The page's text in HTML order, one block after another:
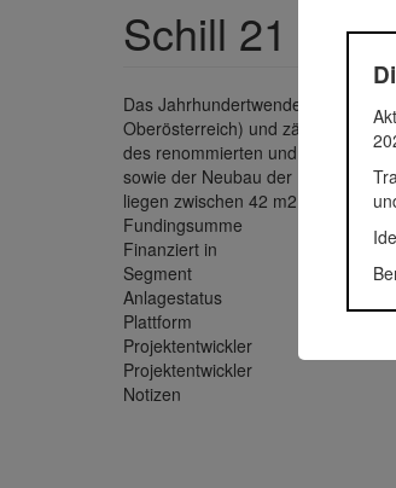
Schill 21 -
Das Jahrhundertwendehaus mit
Oberösterreich) und zählt damit
des renommierten und erfahrenen
sowie der Neubau der 14
liegen zwischen 42 m2
Fundingsumme
Finanziert in
Segment
Anlagestatus
Plattform
Projektentwickler
Projektentwickler
Notizen